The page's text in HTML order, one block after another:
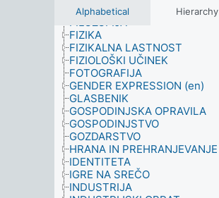
Alphabetical Hierarchy
EZOTERIČNA PRAKSA
FILOZOFIJA
FIZIKA
FIZIKALNA LASTNOST
FIZIOLOŠKI UČINEK
FOTOGRAFIJA
GENDER EXPRESSION (en)
GLASBENIK
GOSPODINJSKA OPRAVILA
GOSPODINJSTVO
GOZDARSTVO
HRANA IN PREHRANJEVANJE
IDENTITETA
IGRE NA SREČO
INDUSTRIJA